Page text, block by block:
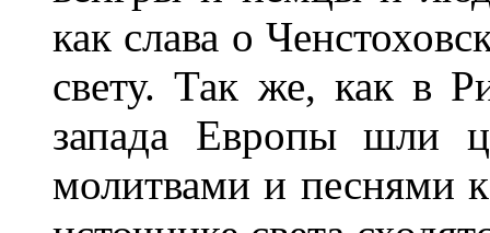
как слава о
свету. Так же, как в
запада Европы шли
молитвами и песнями